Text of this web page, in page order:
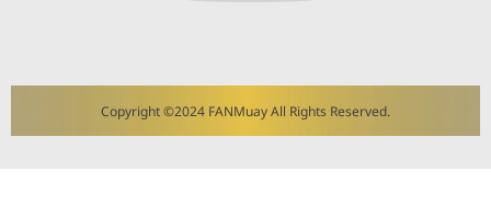
Copyright ©2024 FANMuay All Rights Reserved.